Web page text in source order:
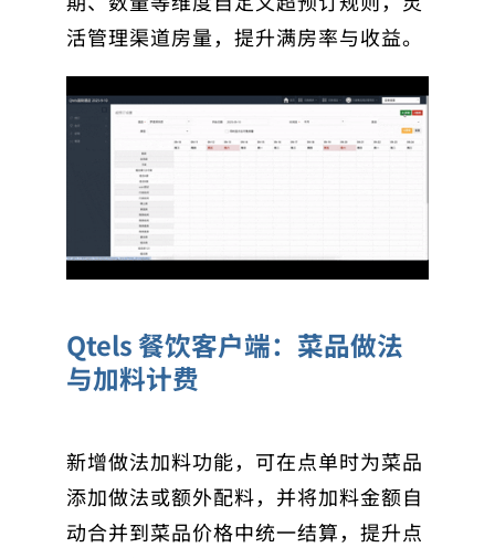
活管理渠道房量，提升满房率与收益。
Qtels 餐饮客户端：菜品做法
与加料计费
新增做法加料功能，可在点单时为菜品
添加做法或额外配料，并将加料金额自
动合并到菜品价格中统一结算，提升点